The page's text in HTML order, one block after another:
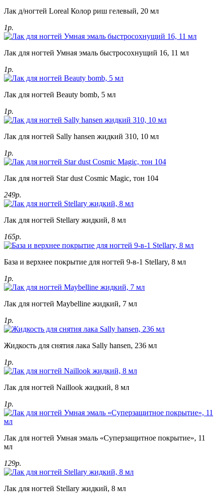
Лак д/ногтей Loreal Колор риш гелевый, 20 мл
1р.
Лак для ногтей Умная эмаль быстросохнущий 16, 11 мл
1р.
Лак для ногтей Beauty bomb, 5 мл
1р.
Лак для ногтей Sally hansen жидкий 310, 10 мл
1р.
Лак для ногтей Star dust Cosmic Magic, тон 104
249р.
Лак для ногтей Stellary жидкий, 8 мл
165р.
База и верхнее покрытие для ногтей 9-в-1 Stellary, 8 мл
1р.
Лак для ногтей Maybelline жидкий, 7 мл
1р.
Жидкость для снятия лака Sally hansen, 236 мл
1р.
Лак для ногтей Naillook жидкий, 8 мл
1р.
Лак для ногтей Умная эмаль «Суперзащитное покрытие», 11
мл
129р.
Лак для ногтей Stellary жидкий, 8 мл